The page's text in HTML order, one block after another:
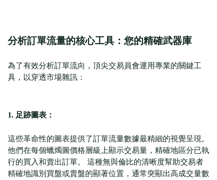
分析訂單流量的核心工具：您的精確武器庫
為了有效分析訂單流向，頂尖交易員會運用專業的關鍵工
具，以穿透市場雜訊：
1. 足跡圖表：
這些革命性的圖表提供了訂單流量數據最精細的視覺呈現。
他們在每個蠟燭圖價格層級上顯示交易量，精確地區分已執
行的買入和賣出訂單。 這種無與倫比的清晰度幫助交易者
精確地識別買盤或賣盤的顯著位置，通常突顯出高成交量數